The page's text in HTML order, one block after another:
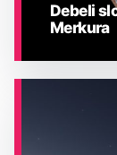
Debeli
Merkura